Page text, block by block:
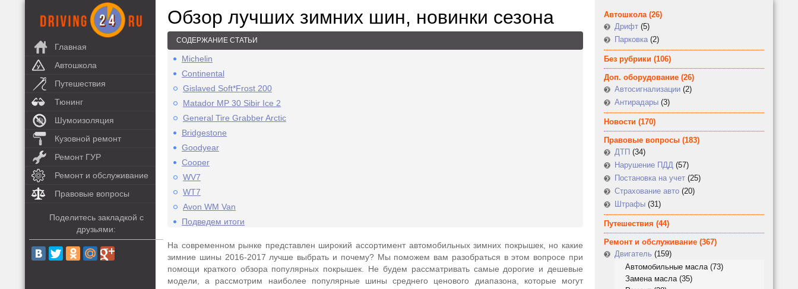
Главная
Автошкола
Путешествия
Тюнинг
Шумоизоляция
Кузовной ремонт
Ремонт ГУР
Ремонт и обслуживание
Правовые вопросы
Поделитесь закладкой с
друзьями:
Обзор лучших зимних шин, новинки сезона
СОДЕРЖАНИЕ СТАТЬИ
Michelin
Continental
Gislaved Soft*Frost 200
Matador MP 30 Sibir Ice 2
General Tire Grabber Arctic
Bridgestone
Goodyear
Cooper
WV7
WT7
Avon WM Van
Подведем итоги
На современном рынке представлен широкий ассортимент автомобильных зимних покрышек, но какие
зимние шины 2016-2017 лучше выбрать и почему? Мы поможем вам разобраться в этом вопросе при
помощи краткого обзора популярных покрышек. Не будем рассматривать самые дорогие и дешевые
модели, а рассмотрим наиболее популярные шины среднего ценового диапазона, которые могут
Автошкола(26)
Дрифт (5)
Парковка (2)
Без рубрики (106)
Доп. оборудование (26)
Автосигнализации (2)
Антирадары (3)
Новости (170)
Правовые вопросы (183)
ДТП (34)
Нарушение ПДД (57)
Постановка на учет (25)
Страхование авто (20)
Штрафы (31)
Путешествия (44)
Ремонт и обслуживание (367)
Двигатель (159)
Автомобильные масла(73)
Замена масла(35)